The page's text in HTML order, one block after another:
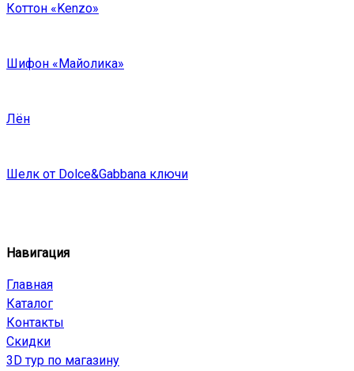
Коттон «Kenzo»
Шифон «Майолика»
Лён
Шелк от Dolce&Gabbana ключи
Навигация
Главная
Каталог
Контакты
Скидки
3D тур по магазину